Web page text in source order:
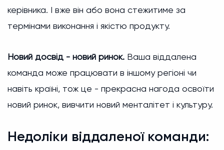
керівника. І вже він або вона стежитиме за
термінами виконання і якістю продукту.
Новий досвід - новий ринок. Ваша віддалена
команда може працювати в іншому регіоні чи
навіть країні, тож це - прекрасна нагода освоїти
новий ринок, вивчити новий менталітет і культуру.
Недоліки віддаленої команди: